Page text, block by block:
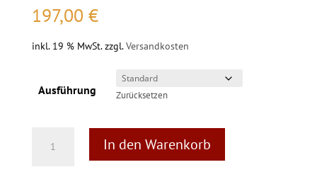
197,00 €
inkl. 19 % MwSt. zzgl.Versandkosten
Ausführung Zurücksetzen
Wildforms
In den Warenkorb